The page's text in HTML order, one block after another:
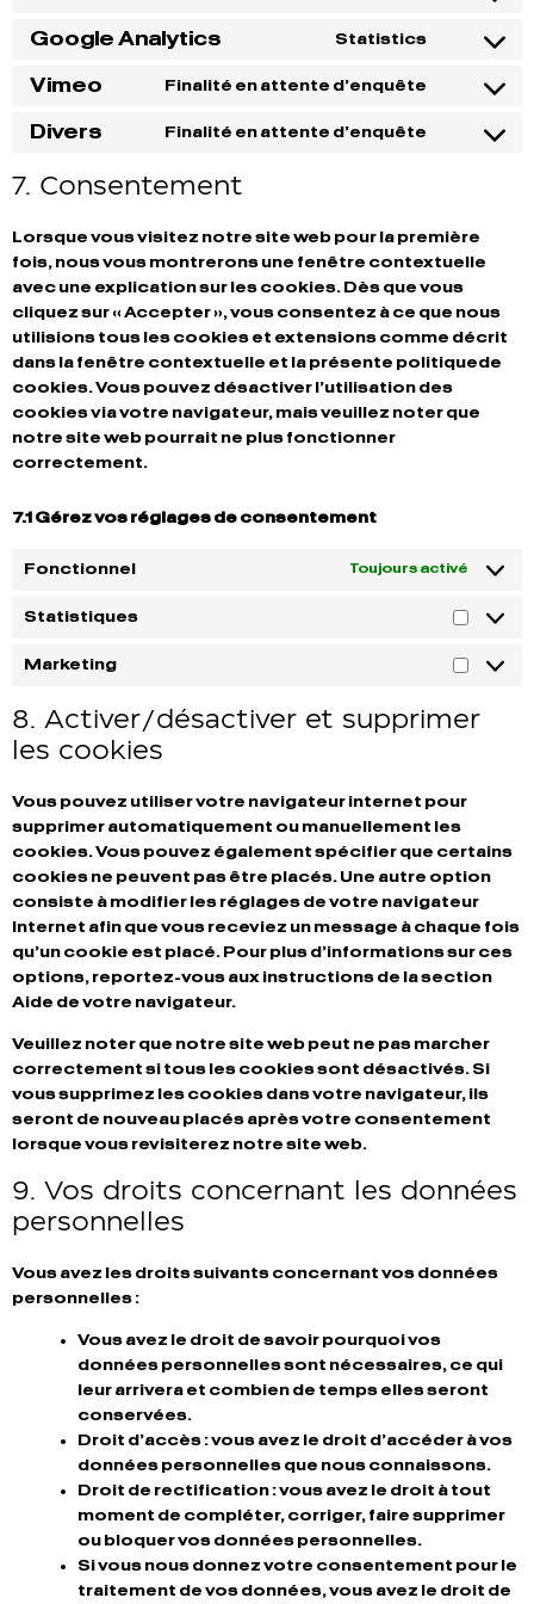
Google Analytics Statistics
Vimeo Finalité en attente d’enquête
Divers Finalité en attente d’enquête
7. Consentement
Lorsque vous visitez notre site web pour la première
fois, nous vous montrerons une fenêtre contextuelle
avec une explication sur les cookies. Dès que vous
cliquez sur « Accepter », vous consentez à ce que nous
utilisions tous les cookies et extensions comme décrit
dans la fenêtre contextuelle et la présente politiquede
cookies. Vous pouvez désactiver l’utilisation des
cookies via votre navigateur, mais veuillez noter que
notre site web pourrait ne plus fonctionner
correctement.
7.1 Gérez vos réglages de consentement
Fonctionnel Toujours activé
Statistiques
Marketing
8. Activer/désactiver et supprimer
les cookies
Vous pouvez utiliser votre navigateur internet pour
supprimer automatiquement ou manuellement les
cookies. Vous pouvez également spécifier que certains
cookies ne peuvent pas être placés. Une autre option
consiste à modifier les réglages de votre navigateur
Internet afin que vous receviez un message à chaque fois
qu’un cookie est placé. Pour plus d’informations sur ces
options, reportez-vous aux instructions de la section
Aide de votre navigateur.
Veuillez noter que notre site web peut ne pas marcher
correctement si tous les cookies sont désactivés. Si
vous supprimez les cookies dans votre navigateur, ils
seront de nouveau placés après votre consentement
lorsque vous revisiterez notre site web.
9. Vos droits concernant les données
personnelles
Vous avez les droits suivants concernant vos données
personnelles :
Vous avez le droit de savoir pourquoi vos
données personnelles sont nécessaires, ce qui
leur arrivera et combien de temps elles seront
conservées.
Droit d’accès : vous avez le droit d’accéder à vos
données personnelles que nous connaissons.
Droit de rectification : vous avez le droit à tout
moment de compléter, corriger, faire supprimer
ou bloquer vos données personnelles.
Si vous nous donnez votre consentement pour le
traitement de vos données, vous avez le droit de